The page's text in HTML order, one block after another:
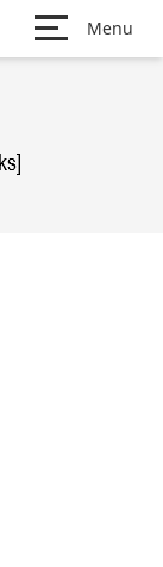
Menu